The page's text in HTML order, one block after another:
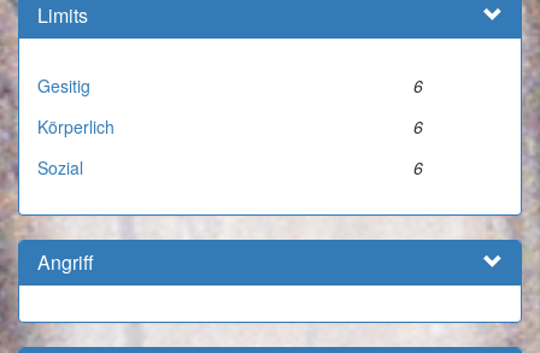
Limits
Gesitig
6
Körperlich
6
Sozial
6
Angriff